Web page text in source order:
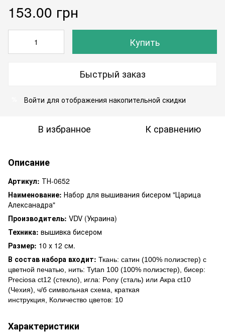
153.00 грн
Купить
Быстрый заказ
Войти для отображения накопительной скидки
В избранное К сравнению
Описание
Артикул: ТН-0652
Наименование: Набор для вышивания бисером "Царица
Алексанадра"
Производитель: VDV (Украина)
Техника: вышивка бисером
Размер: 10 х 12 см.
В состав набора входит: Ткань: сатин (100% полиэстер) с
цветной печатью, нить: Tytan 100 (100% полиэстер), бисер:
Preciosa ct12 (стекло), игла: Pony (сталь) или Акра ct10
(Чехия), ч/б символьная схема, краткая
инструкция, Количество цветов: 10
Характеристики